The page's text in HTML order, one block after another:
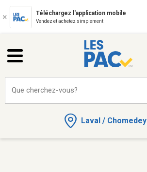
Téléchargez l'application mobile
Vendez et achetez simplement
Laval / Chomedey
Que cherchez-vous?